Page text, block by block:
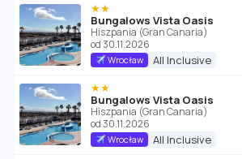
★★
Bungalows Vista Oasis
Hiszpania (Gran Canaria)
od 30.11.2026
Wrocław All Inclusive
★★
Bungalows Vista Oasis
Hiszpania (Gran Canaria)
od 30.11.2026
Wrocław All Inclusive